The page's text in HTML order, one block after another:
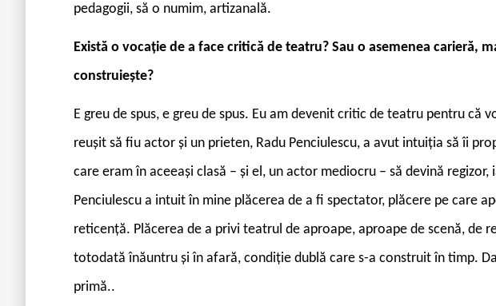
pedagogii, să o numim, artizanală.
Există o vocație de a face critică de teatru? Sau o asemenea carieră,
construiește?
E greu de spus, e greu de spus. Eu am devenit critic de teatru pentru că
reușit să fiu actor și un prieten, Radu Penciulescu, a avut intuiția să îi
care eram în aceeași clasă – și el, un actor mediocru – să devină
Penciulescu a intuit în mine plăcerea de a fi spectator, plăcere pe care
reticență. Plăcerea de a privi teatrul de aproape, aproape de scenă, de
totodată înăuntru și în afară, condiție dublă care s-a construit în timp.
primă..